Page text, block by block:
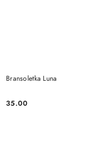
Bransoletka Luna
Cena:
35.00